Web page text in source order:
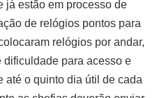
já estão em processo de
de relógios pontos para
relógios por andar,
dificuldade para acesso e
até o quinto dia útil de cada